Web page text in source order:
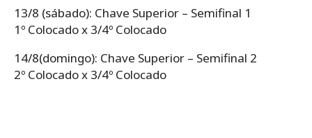
13/8 (sábado): Chave Superior – Semifinal 1
1º Colocado x 3/4º Colocado
14/8(domingo): Chave Superior – Semifinal 2
2º Colocado x 3/4º Colocado